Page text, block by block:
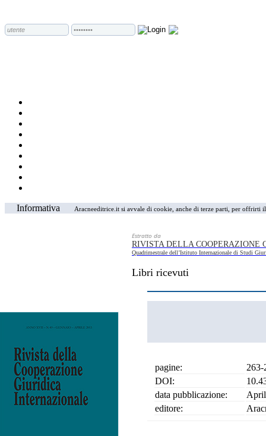
Informativa Aracneeditrice.it si avvale di cookie, anche di terze parti, per
Estratto da
RIVISTA DELLA COOPERAZIONE
Quadrimestrale dell’Istituto Internazionale di Studi
Libri ricevuti
pagine:
263-
DOI:
data pubblicazione:
editore: